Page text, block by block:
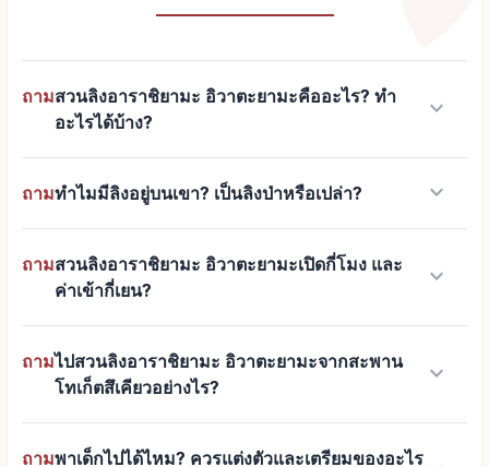
ถามสวนลิงอาราชิยามะ อิวาตะยามะคืออะไร? ทำ
อะไรได้บ้าง?
keyboard_arrow_down
ถามทำไมมีลิงอยู่บนเขา? เป็นลิงป่าหรือเปล่า? keyboard_arrow_down
ถามสวนลิงอาราชิยามะ อิวาตะยามะเปิดกี่โมง และ
ค่าเข้ากี่เยน?
keyboard_arrow_down
ถามไปสวนลิงอาราชิยามะ อิวาตะยามะจากสะพาน
โทเก็ตสึเคียวอย่างไร?
keyboard_arrow_down
ถามพาเด็กไปได้ไหม? ควรแต่งตัวและเตรียมของอะไร